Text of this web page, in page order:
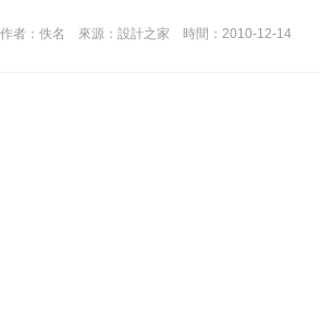
作者：佚名 來源：設計之家 時間：2010-12-14